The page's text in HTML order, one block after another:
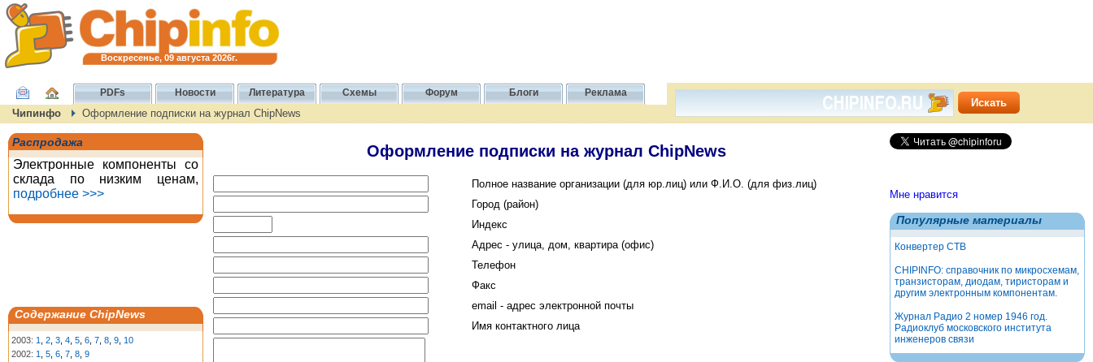
Воскресенье, 09 августа 2026г.
PDFs Новости Литература Схемы Форум Блоги Реклама
Чипинфо Оформление подписки на журнал ChipNews
Распродажа
Электронные компоненты со
склада по низким ценам,
подробнее >>>
Содержание ChipNews
2003: 1 2 3 4 5 6 7 8 9 10
2002: 1 5 6 7 8 9
Мне нравится
Популярные материалы
Конвертер СТВ
CHIPINFO: справочник по микросхемам,
транзисторам, диодам, тиристорам и
другим электронным компонентам.
Журнал Радио 2 номер 1946 год.
Радиоклуб московского института
инженеров связи
Оформление подписки на журнал ChipNews
Полное название организации (для юр.лиц) или Ф.И.О. (для физ.лиц)
Город (район)
Индекс
Адрес - улица, дом, квартира (офис)
Телефон
Факс
email - адрес электронной почты
Имя контактного лица